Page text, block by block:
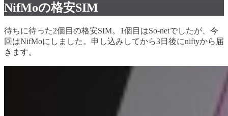
NifMoの格安SIM
待ちに待った2個目の格安SIM。1個目はSo-netでしたが、今
回はNifMoにしました。申し込みしてから3日後にniftyから届
きます。